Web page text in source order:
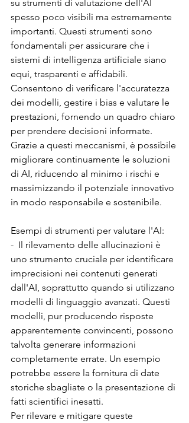
su strumenti di valutazione dell'AI
spesso poco visibili ma estremamente
importanti. Questi strumenti sono
fondamentali per assicurare che i
sistemi di intelligenza artificiale siano
equi, trasparenti e affidabili.
Consentono di verificare l'accuratezza
dei modelli, gestire i bias e valutare le
prestazioni, fornendo un quadro chiaro
per prendere decisioni informate.
Grazie a questi meccanismi, è possibile
migliorare continuamente le soluzioni
di AI, riducendo al minimo i rischi e
massimizzando il potenziale innovativo
in modo responsabile e sostenibile.
Esempi di strumenti per valutare l'AI:
-  Il rilevamento delle allucinazioni è
uno strumento cruciale per identificare
imprecisioni nei contenuti generati
dall'AI, soprattutto quando si utilizzano
modelli di linguaggio avanzati. Questi
modelli, pur producendo risposte
apparentemente convincenti, possono
talvolta generare informazioni
completamente errate. Un esempio
potrebbe essere la fornitura di date
storiche sbagliate o la presentazione di
fatti scientifici inesatti.
Per rilevare e mitigare queste